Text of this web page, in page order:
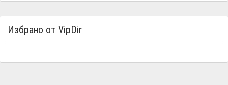
Избрано от VipDir